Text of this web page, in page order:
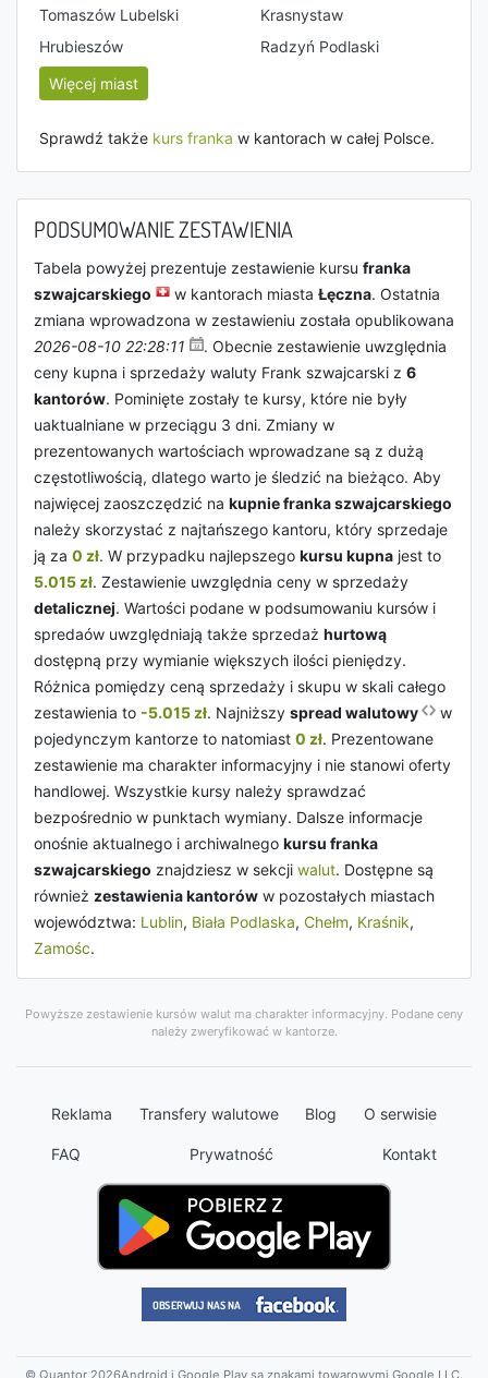
Tomaszów Lubelski
Krasnystaw
Hrubieszów
Radzyń Podlaski
Więcej miast
Sprawdź także kurs franka w kantorach w całej Polsce.
PODSUMOWANIE ZESTAWIENIA
Tabela powyżej prezentuje zestawienie kursu franka
szwajcarskiego
w kantorach miasta Łęczna. Ostatnia
zmiana wprowadzona w zestawieniu została opublikowana
2026-08-10 22:28:11
. Obecnie zestawienie uwzględnia
ceny kupna i sprzedaży waluty Frank szwajcarski z 6
kantorów. Pominięte zostały te kursy, które nie były
uaktualniane w przeciągu 3 dni. Zmiany w
prezentowanych wartościach wprowadzane są z dużą
częstotliwością, dlatego warto je śledzić na bieżąco. Aby
najwięcej zaoszczędzić na kupnie franka szwajcarskiego
należy skorzystać z najtańszego kantoru, który sprzedaje
ją za 0 zł. W przypadku najlepszego kursu kupna jest to
5.015 zł. Zestawienie uwzględnia ceny w sprzedaży
detalicznej. Wartości podane w podsumowaniu kursów i
spredaów uwzględniają także sprzedaż hurtową
dostępną przy wymianie większych ilości pieniędzy.
Różnica pomiędzy ceną sprzedaży i skupu w skali całego
zestawienia to -5.015 zł. Najniższy spread walutowy
w
pojedynczym kantorze to natomiast 0 zł. Prezentowane
zestawienie ma charakter informacyjny i nie stanowi oferty
handlowej. Wszystkie kursy należy sprawdzać
bezpośrednio w punktach wymiany. Dalsze informacje
onośnie aktualnego i archiwalnego kursu franka
szwajcarskiego znajdziesz w sekcji walut. Dostępne są
również zestawienia kantorów w pozostałych miastach
województwa: Lublin, Biała Podlaska, Chełm, Kraśnik,
Zamośc.
Powyższe zestawienie kursów walut ma charakter informacyjny. Podane ceny
należy zweryfikować w kantorze.
Reklama Transfery walutowe Blog O serwisie
FAQ Prywatność Kontakt
© Quantor 2026Android i Google Play są znakami towarowymi Google LLC.